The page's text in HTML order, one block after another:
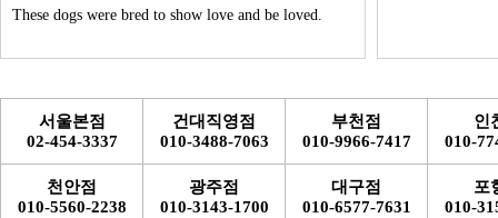
These dogs were bred to show love and be loved.
서울본점
02-454-3337
건대직영점
010-3488-7063
부천점
010-9966-7417
인
010-
천안점
010-5560-2238
광주점
010-3143-1700
대구점
010-6577-7631
포
010-